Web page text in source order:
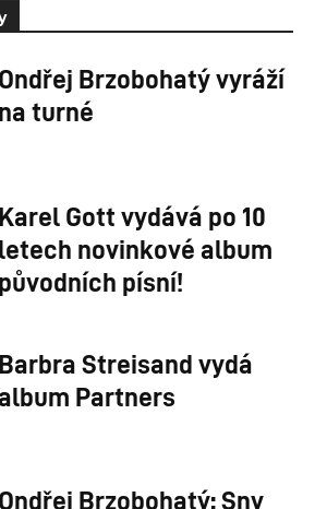
Ondřej Brzobohatý vyráží
na turné
Karel Gott vydává po 10
letech novinkové album
původních písní!
Barbra Streisand vydá
album Partners
Ondřej Brzobohatý: Sny